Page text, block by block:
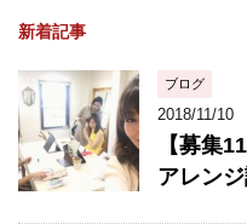
新着記事
ブログ
2018/11/10
【募集
アレン